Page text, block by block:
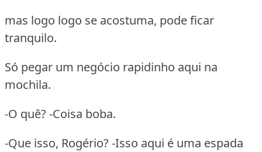
mas logo logo se acostuma, pode ficar
tranquilo.
Só pegar um negócio rapidinho aqui na
mochila.
-O quê? -Coisa boba.
-Que isso, Rogério? -Isso aqui é uma espada